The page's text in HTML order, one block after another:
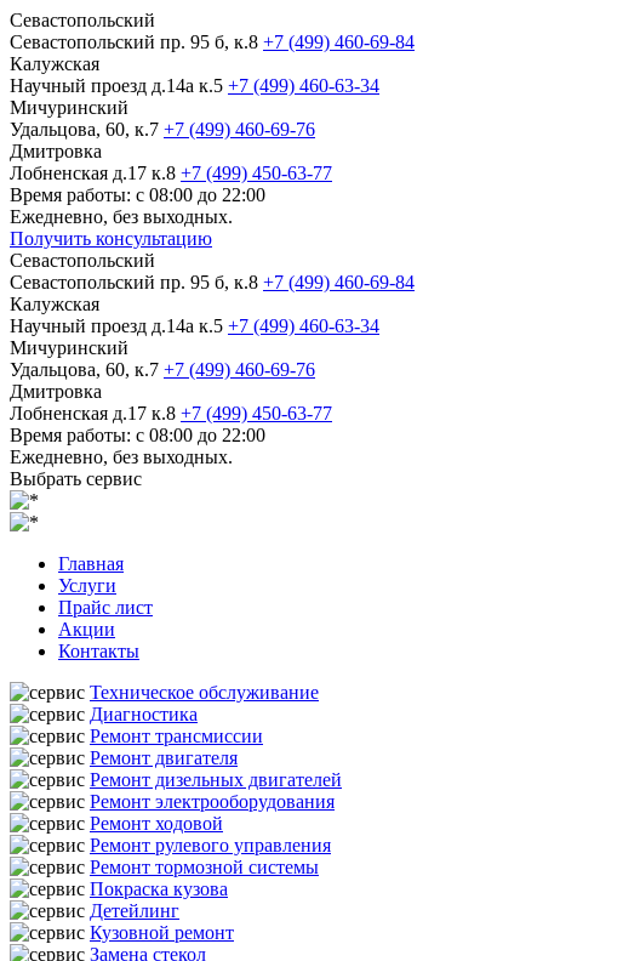
Севастопольский
Севастопольский пр. 95 б, к.8 +7 (499) 460-69-84
Калужская
Научный проезд д.14а к.5 +7 (499) 460-63-34
Мичуринский
Удальцова, 60, к.7 +7 (499) 460-69-76
Дмитровка
Лобненская д.17 к.8 +7 (499) 450-63-77
Время работы: с 08:00 до 22:00
Ежедневно, без выходных.
Получить консультацию
Севастопольский
Севастопольский пр. 95 б, к.8 +7 (499) 460-69-84
Калужская
Научный проезд д.14а к.5 +7 (499) 460-63-34
Мичуринский
Удальцова, 60, к.7 +7 (499) 460-69-76
Дмитровка
Лобненская д.17 к.8 +7 (499) 450-63-77
Время работы: с 08:00 до 22:00
Ежедневно, без выходных.
Выбрать сервис
Главная
Услуги
Прайс лист
Акции
Контакты
Техническое обслуживание
Диагностика
Ремонт трансмиссии
Ремонт двигателя
Ремонт дизельных двигателей
Ремонт электрооборудования
Ремонт ходовой
Ремонт рулевого управления
Ремонт тормозной системы
Покраска кузова
Детейлинг
Кузовной ремонт
Замена стекол